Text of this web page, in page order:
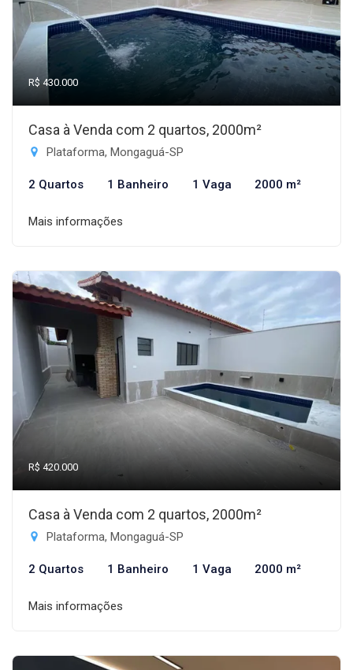
R$ 430.000
Casa à Venda com 2 quartos, 2000m²
Plataforma, Mongaguá-SP
2 Quartos 1 Banheiro 1 Vaga 2000 m²
Mais informações
R$ 420.000
Casa à Venda com 2 quartos, 2000m²
Plataforma, Mongaguá-SP
2 Quartos 1 Banheiro 1 Vaga 2000 m²
Mais informações